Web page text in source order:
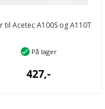
til Acetec A100S og A110T
På lager
427,-